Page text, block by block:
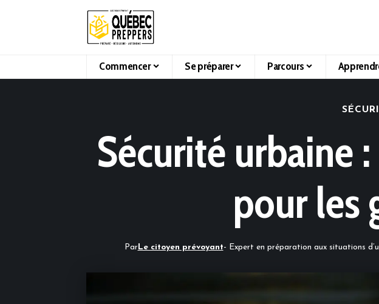
Commencer Se préparer Parcours
Sécurité urbaine
pour les
ParLe citoyen prévoyant- Expert en préparation aux situations